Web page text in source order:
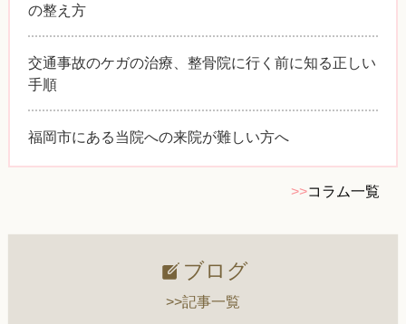
の整え方
交通事故のケガの治療、整骨院に行く前に知る正しい
手順
福岡市にある当院への来院が難しい方へ
>>コラム一覧
ブログ
>>記事一覧